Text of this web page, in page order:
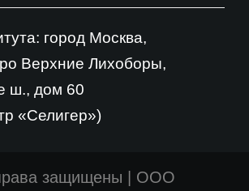
город Москва,
Верхние Лихоборы,
ш., дом 60
«Селигер»)
защищены
ООО